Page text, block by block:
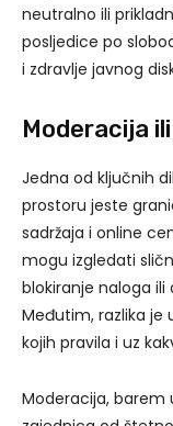
neutralno ili
posljedice po
i zdravlje javnog
Moderacija
Jedna od ključnih
prostoru jeste
sadržaja i online
mogu izgledati
blokiranje naloga ili
Međutim, razlika je
kojih pravila i uz
Moderacija, barem